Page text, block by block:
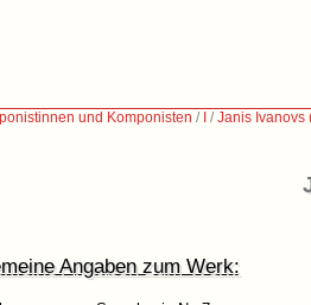
und Komponisten / /Janis Ivanovs
Angaben zum Werk: